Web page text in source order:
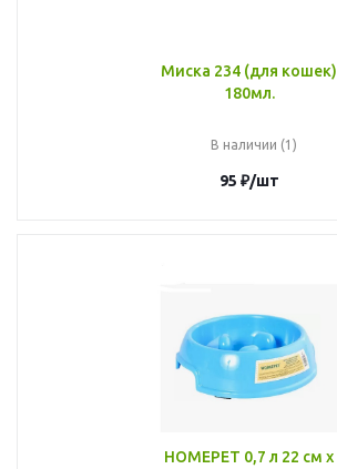
Миска 234 (для кошек)
180мл.
В наличии (1)
95 ₽/шт
HOMEPET 0,7 л 22 см х